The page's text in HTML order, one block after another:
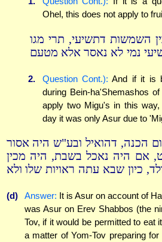
Ohel, this does not apply to
השמשות דתשיעי, תרי מגו
נמי לא נאסר אלא מטעם
2. Question Cont.): And if it is
during Bein-ha'Shemashos
apply two Migu's in this
day it was only Asur due to
הכנה, דהואיל ובע"ש היה אסור
אם היה נאכל בשבת, היה מכין
כיון שבא עתה ראויות שלו ולא
(d) Answer: It is Asur on account of
was Asur on Erev Shabbos (the
Tov, if it would be permitted to eat
a matter of Yom-Tov preparing